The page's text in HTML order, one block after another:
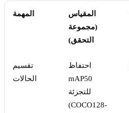
المهمة
المقياس
(مجموعة
التحقق)
تقسيم
الحالات
احتفاظ
mAP50
للتجزئة
(COCO128-